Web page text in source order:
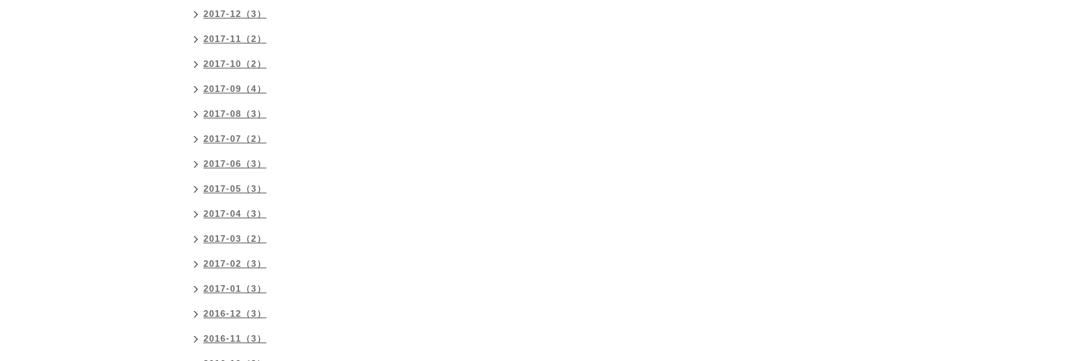
2017-12（3）
2017-11（2）
2017-10（2）
2017-09（4）
2017-08（3）
2017-07（2）
2017-06（3）
2017-05（3）
2017-04（3）
2017-03（2）
2017-02（3）
2017-01（3）
2016-12（3）
2016-11（3）